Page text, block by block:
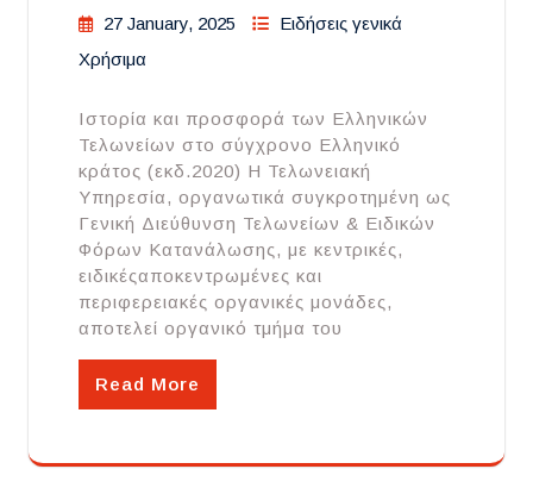
27 January, 2025
Ειδήσεις γενικά
Χρήσιμα
Ιστορία και προσφορά των Ελληνικών
Τελωνείων στο σύγχρονο Ελληνικό
κράτος (εκδ.2020) Η Τελωνειακή
Υπηρεσία, οργανωτικά συγκροτημένη ως
Γενική Διεύθυνση Τελωνείων & Ειδικών
Φόρων Κατανάλωσης, με κεντρικές,
ειδικέςαποκεντρωμένες και
περιφερειακές οργανικές μονάδες,
αποτελεί οργανικό τμήμα του
Read More